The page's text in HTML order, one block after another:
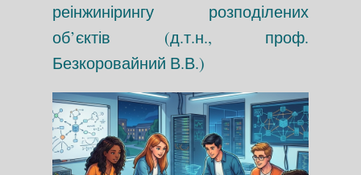
реінжинірингу розподілених
об’єктів (д.т.н., проф.
Безкоровайний В.В.)